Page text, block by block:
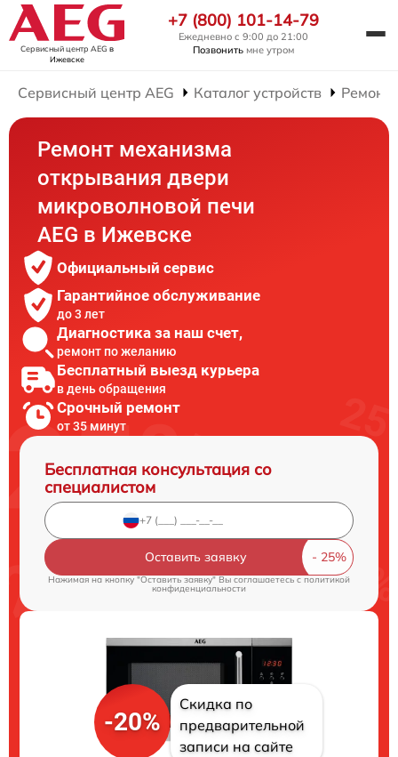
Сервисный центр AEG в
Ижевске
+7 (800) 101-14-79
Ежедневно с 9:00 до 21:00
Позвонить мне утром
Сервисный центр AEG Каталог устройств Ремонт
Ремонт механизма
открывания двери
микроволновой печи
AEG в Ижевске
Официальный сервис
Гарантийное обслуживание
до 3 лет
Диагностика за наш счет,
ремонт по желанию
Бесплатный выезд курьера
в день обращения
Срочный ремонт
от 35 минут
Бесплатная консультация со
специалистом
Оставить заявку
Нажимая на кнопку "Оставить заявку" Вы соглашаетесь cполитикой
конфиденциальности
-20%
Скидка по
предварительной
записи на сайте